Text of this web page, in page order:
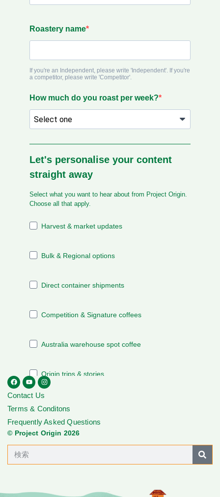
Contact Us
Terms & Conditons
Frequently Asked Questions
© Project Origin 2026